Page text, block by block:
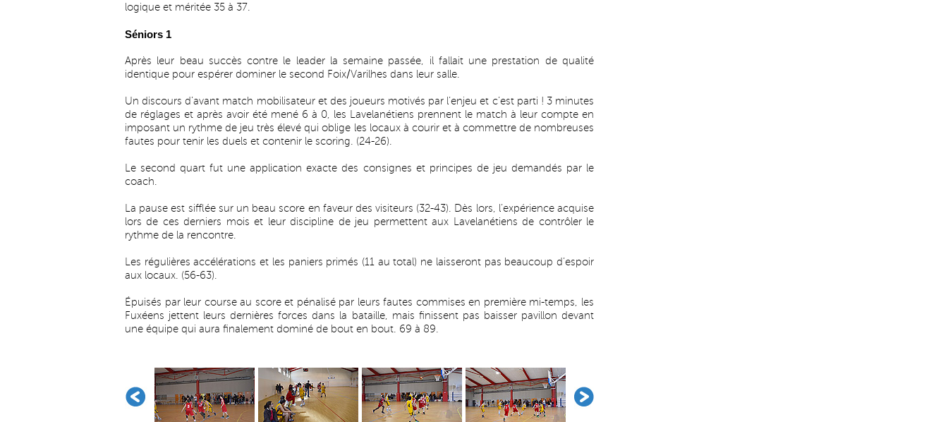
logique et méritée 35 à 37.
Séniors 1
Après leur beau succès contre le leader la semaine passée, il fallait une prestation de qualité
identique pour espérer dominer le second Foix/Varilhes dans leur salle.
Un discours d’avant match mobilisateur et des joueurs motivés par l’enjeu et c’est parti ! 3 minutes
de réglages et après avoir été mené 6 à 0, les Lavelanétiens prennent le match à leur compte en
imposant un rythme de jeu très élevé qui oblige les locaux à courir et à commettre de nombreuses
fautes pour tenir les duels et contenir le scoring. (24-26).
Le second quart fut une application exacte des consignes et principes de jeu demandés par le
coach.
La pause est sifflée sur un beau score en faveur des visiteurs (32-43). Dès lors, l’expérience acquise
lors de ces derniers mois et leur discipline de jeu permettent aux Lavelanétiens de contrôler le
rythme de la rencontre.
Les régulières accélérations et les paniers primés (11 au total) ne laisseront pas beaucoup d’espoir
aux locaux. (56-63).
Épuisés par leur course au score et pénalisé par leurs fautes commises en première mi-temps, les
Fuxéens jettent leurs dernières forces dans la bataille, mais finissent pas baisser pavillon devant
une équipe qui aura finalement dominé de bout en bout. 69 à 89.